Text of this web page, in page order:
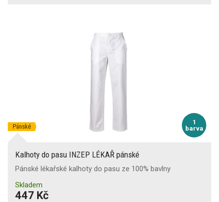
1
barva
Pánské
Kalhoty do pasu INZEP LÉKAŘ pánské
Pánské lékařské kalhoty do pasu ze 100% bavlny
Skladem
447 Kč